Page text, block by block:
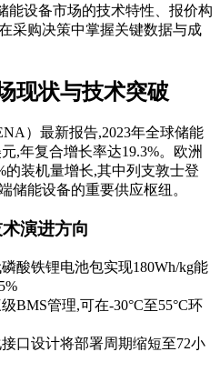
能设备市场的技术特性、报价构
采购决策中掌握关键数据与成
现状与技术突破
）最新报告,2023年全球储能
,年复合增长率达19.3%。欧洲
的装机量增长,其中列支敦士登
储能设备的重要供应枢纽。
演进方向
酸铁锂电池包实现180Wh/kg能
BMS管理,可在-30°C至55°C环
接口设计将部署周期缩短至72小